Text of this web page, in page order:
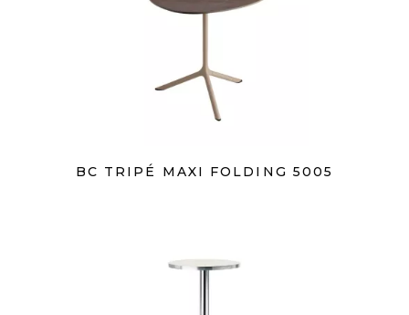
BC TRIPÉ MAXI FOLDING 5005